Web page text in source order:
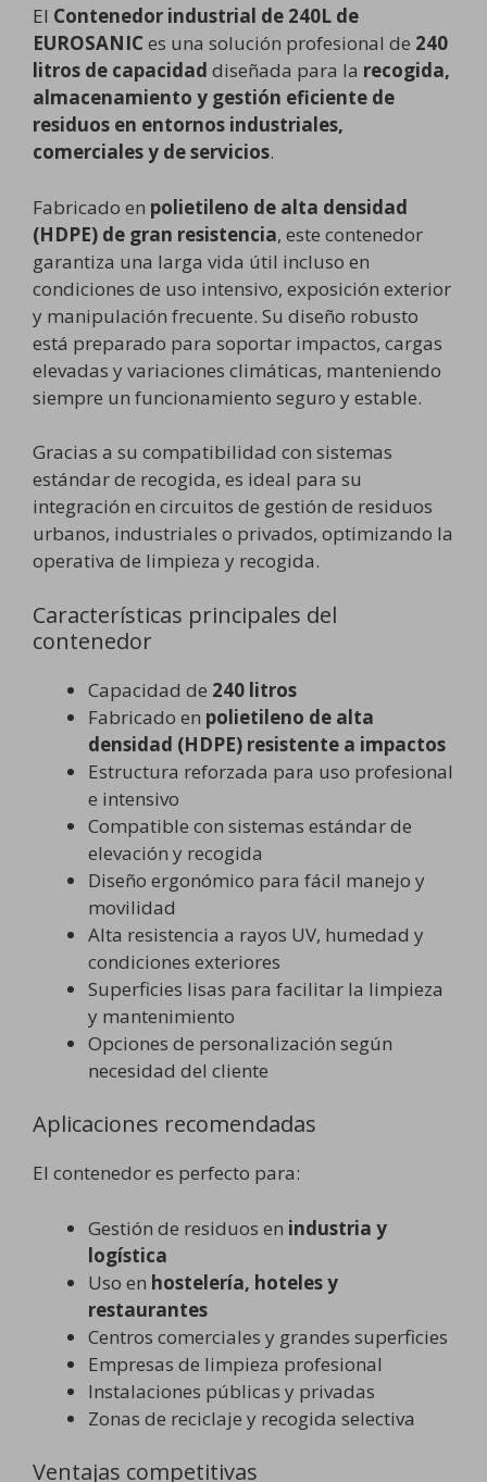
El Contenedor industrial de 240L de
EUROSANICes una solución profesional de 240
litros de capacidad diseñada para la recogida,
almacenamiento y gestión eficiente de
residuos en entornos industriales,
comerciales y de servicios.
Fabricado en polietileno de alta densidad
(HDPE) de gran resistencia, este contenedor
garantiza una larga vida útil incluso en
condiciones de uso intensivo, exposición exterior
y manipulación frecuente. Su diseño robusto
está preparado para soportar impactos, cargas
elevadas y variaciones climáticas, manteniendo
siempre un funcionamiento seguro y estable.
Gracias a su compatibilidad con sistemas
estándar de recogida, es ideal para su
integración en circuitos de gestión de residuos
urbanos, industriales o privados, optimizando la
operativa de limpieza y recogida.
Características principales del
contenedor
Capacidad de 240 litros
Fabricado en polietileno de alta
densidad (HDPE) resistente a impactos
Estructura reforzada para uso profesional
e intensivo
Compatible con sistemas estándar de
elevación y recogida
Diseño ergonómico para fácil manejo y
movilidad
Alta resistencia a rayos UV, humedad y
condiciones exteriores
Superficies lisas para facilitar la limpieza
y mantenimiento
Opciones de personalización según
necesidad del cliente
Aplicaciones recomendadas
El contenedor es perfecto para:
Gestión de residuos en industria y
logística
Uso en hostelería, hoteles y
restaurantes
Centros comerciales y grandes superficies
Empresas de limpieza profesional
Instalaciones públicas y privadas
Zonas de reciclaje y recogida selectiva
Ventajas competitivas